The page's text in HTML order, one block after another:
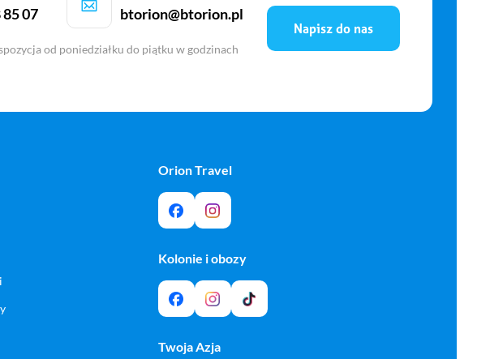
85 07 btorion@btorion.pl
od poniedziałku do piątku w godzinach
Napisz do nas
Orion Travel
Kolonie i obozy
Twoja Azja